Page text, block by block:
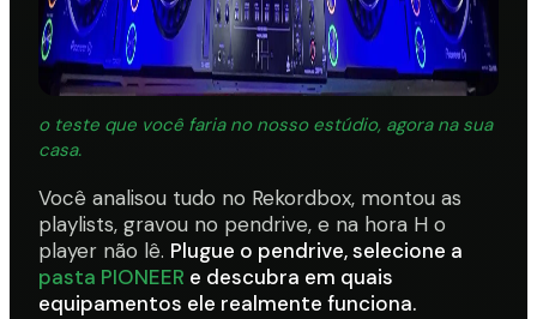
o teste que você faria no nosso estúdio, agora na sua
casa.
Você analisou tudo no Rekordbox, montou as
playlists, gravou no pendrive, e na hora H o
player não lê. Plugue o pendrive, selecione a
pasta PIONEER e descubra em quais
equipamentos ele realmente funciona.